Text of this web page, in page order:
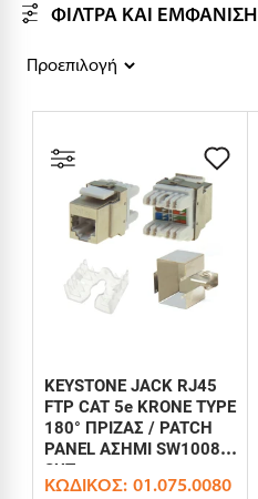
ΦΙΛΤΡΑ ΚΑΙ ΕΜΦΑΝΙΣΗ
KEYSTONE JACK RJ45
FTP CAT 5e KRONE TYPE
180° ΠΡΙΖΑΣ / PATCH
PANEL ΑΣΗΜΙ SW1008S
SUT
ΚΩΔΙΚΌΣ: 01.075.0080